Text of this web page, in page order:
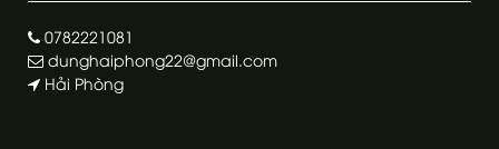
0782221081
dunghaiphong22@gmail.com
Hải Phòng